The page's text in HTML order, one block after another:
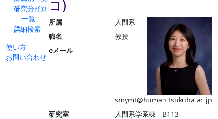
研究分野別
一覧
詳細検索
使い方
お問い合わせ
コ)
所属
人間系
職名
教授
eメール
smymt@human.tsukuba.ac.jp
研究室
人間系学系棟 B113